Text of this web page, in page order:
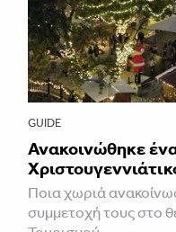
GUIDE
Ανακοινώθηκε
Ποια χωριά
συμμετοχή τους στο